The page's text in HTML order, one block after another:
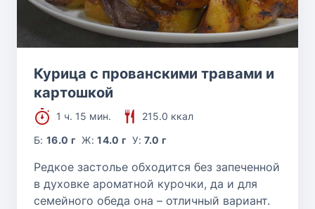
Курица с прованскими травами и
картошкой
1 ч. 15 мин.
215.0 ккал
Б:16.0 г Ж:14.0 г У:7.0 г
Редкое застолье обходится без запеченной
в духовке ароматной курочки, да и для
семейного обеда она – отличный вариант.